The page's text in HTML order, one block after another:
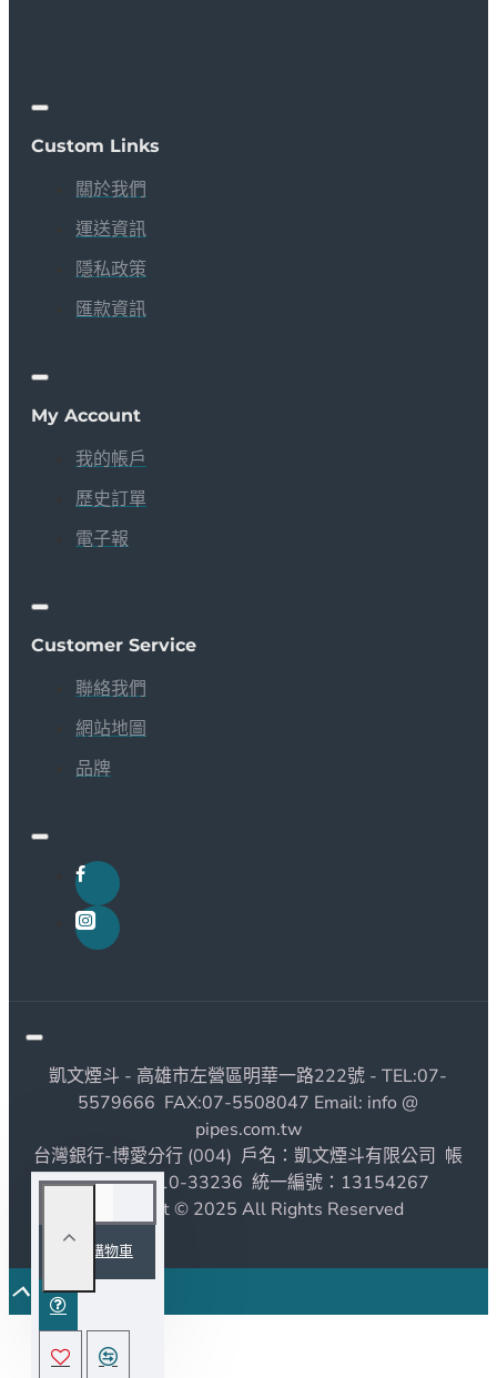
加入購物車
Custom Links
關於我們
運送資訊
隱私政策
匯款資訊
My Account
我的帳戶
歷史訂單
電子報
Customer Service
聯絡我們
網站地圖
品牌
凱文煙斗 - 高雄市左營區明華一路222號 - TEL:07-
5579666 FAX:07-5508047 Email: info @
pipes.com.tw
台灣銀行-博愛分行 (004) 戶名：凱文煙斗有限公司 帳
號：1190010-33236 統一編號：13154267
Copyright © 2025 All Rights Reserved